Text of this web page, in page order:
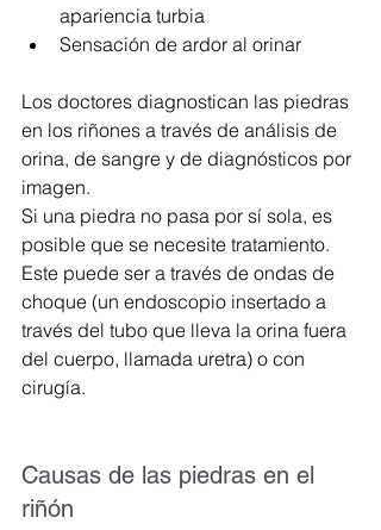
apariencia turbia
Sensación de ardor al orinar
Los doctores diagnostican las piedras
en los riñones a través de análisis de
orina, de sangre y de diagnósticos por
imagen.
Si una piedra no pasa por sí sola, es
posible que se necesite tratamiento.
Este puede ser a través de ondas de
choque (un endoscopio insertado a
través del tubo que lleva la orina fuera
del cuerpo, llamada uretra) o con
cirugía.
Causas de las piedras en el
riñón